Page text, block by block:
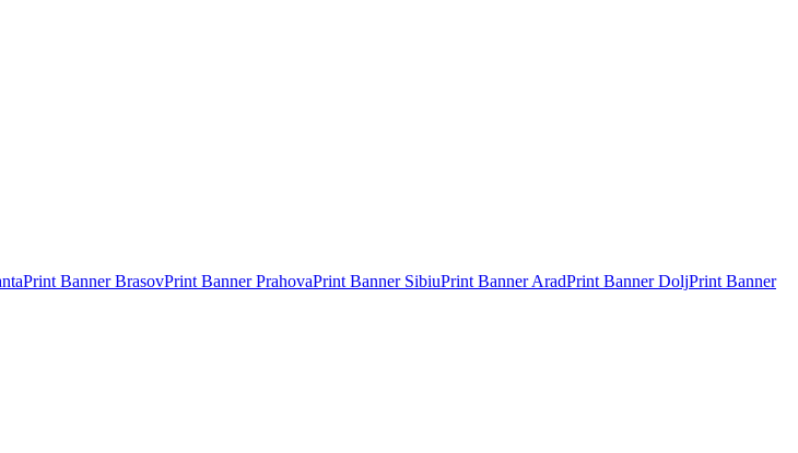
Print BannerBrasovPrint BannerPrahovaPrint Banner SibiuPrint BannerAradPrint BannerDoljPrint Banner